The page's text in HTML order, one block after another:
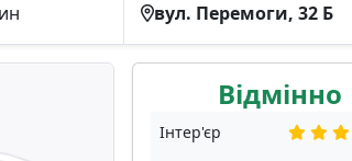
вул. Перемоги, 32 Б
Відмінно
Інтер'єр